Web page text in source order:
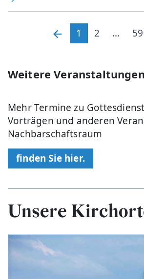
1 2 ... 59
Weitere Veranstaltungen
Mehr Termine zu
Vorträgen und anderen
Nachbarschaftsraum
finden Sie hier.
Unsere